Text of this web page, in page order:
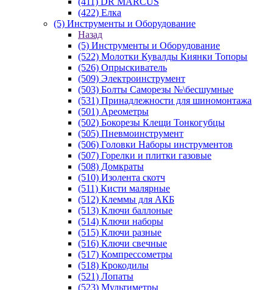
(422) Елка
(5) Инструменты и Оборудование
Назад
(5) Инструменты и Оборудование
(522) Молотки Кувалды Киянки Топоры
(526) Опрыскиватель
(509) Электроинструмент
(503) Болты Саморезы №\бесшумные
(531) Принадлежности для шиномонтажа
(501) Ареометры
(502) Бокорезы Клещи Тонкогубцы
(505) Пневмоинструмент
(506) Головки Наборы инструментов
(507) Горелки и плитки газовые
(508) Домкраты
(510) Изолента скотч
(511) Кисти малярные
(512) Клеммы для АКБ
(513) Ключи баллоные
(514) Ключи наборы
(515) Ключи разные
(516) Ключи свечные
(517) Компрессометры
(518) Крокодилы
(521) Лопаты
(523) Мультиметры